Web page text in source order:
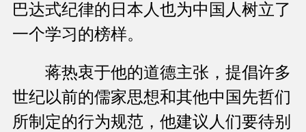
巴达式纪律的日本人也为中国人树立了
一个学习的榜样。
蒋热衷于他的道德主张，提倡许多
世纪以前的儒家思想和其他中国先哲们
所制定的行为规范，他建议人们要待别